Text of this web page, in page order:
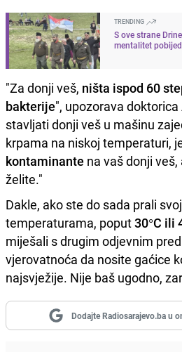
TRENDING
S ove strane
mentalitet
"Za donji veš, ništa ispod 60
bakterije", upozorava
stavljati donji veš u mašinu
krpama na niskoj temperaturi,
kontaminante na vaš donji
želite."
Dakle, ako ste do sada prali
temperaturama, poput30°C ili
miješali s drugim odjevnim
vjerovatnoća da nosite gaćice
najsvježije. Nije baš ugodno,
Dodajte Radiosarajevo.ba u